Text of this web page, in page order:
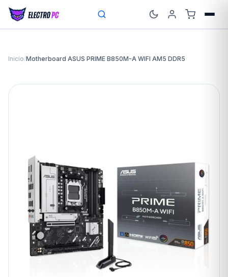
Inicio/Motherboard ASUS PRIME B850M-A WIFI AM5 DDR5